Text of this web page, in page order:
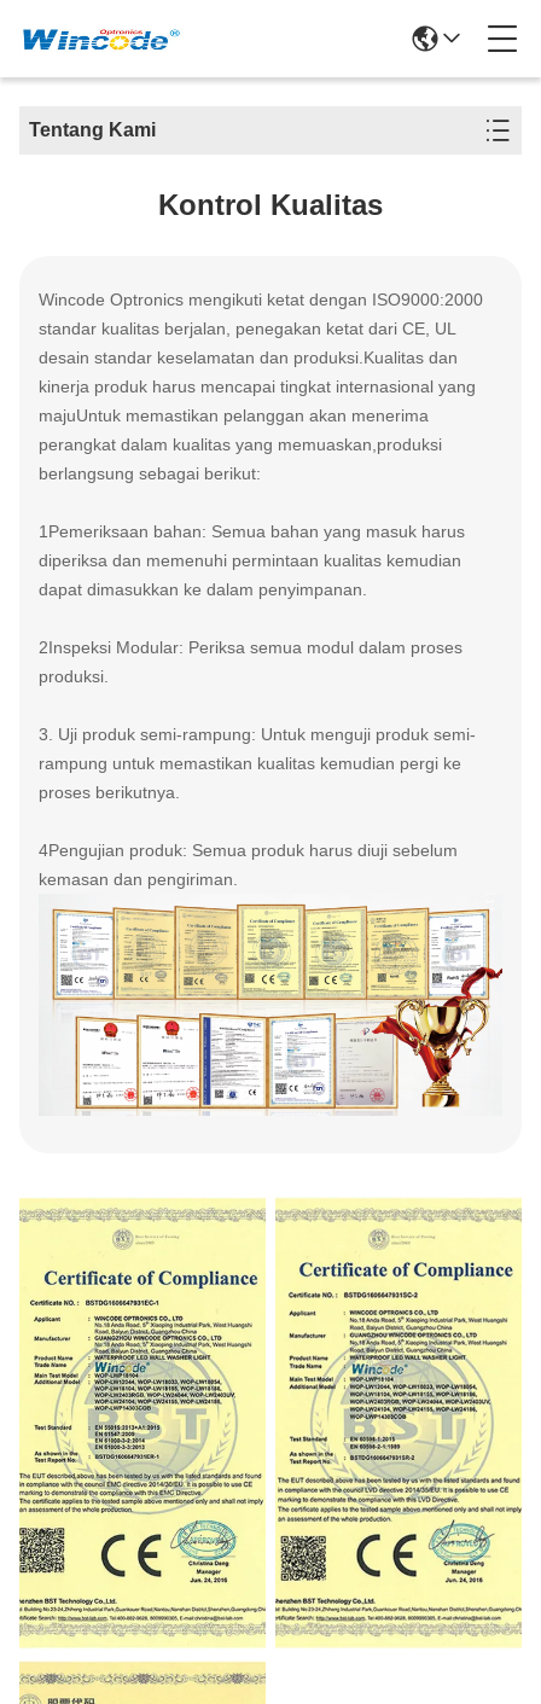
Tentang Kami
Kontrol Kualitas
Wincode Optronics mengikuti ketat dengan ISO9000:2000
standar kualitas berjalan, penegakan ketat dari CE, UL
desain standar keselamatan dan produksi.Kualitas dan
kinerja produk harus mencapai tingkat internasional yang
majuUntuk memastikan pelanggan akan menerima
perangkat dalam kualitas yang memuaskan,produksi
berlangsung sebagai berikut:
1Pemeriksaan bahan: Semua bahan yang masuk harus
diperiksa dan memenuhi permintaan kualitas kemudian
dapat dimasukkan ke dalam penyimpanan.
2Inspeksi Modular: Periksa semua modul dalam proses
produksi.
3. Uji produk semi-rampung: Untuk menguji produk semi-
rampung untuk memastikan kualitas kemudian pergi ke
proses berikutnya.
4Pengujian produk: Semua produk harus diuji sebelum
kemasan dan pengiriman.
CE-EMC